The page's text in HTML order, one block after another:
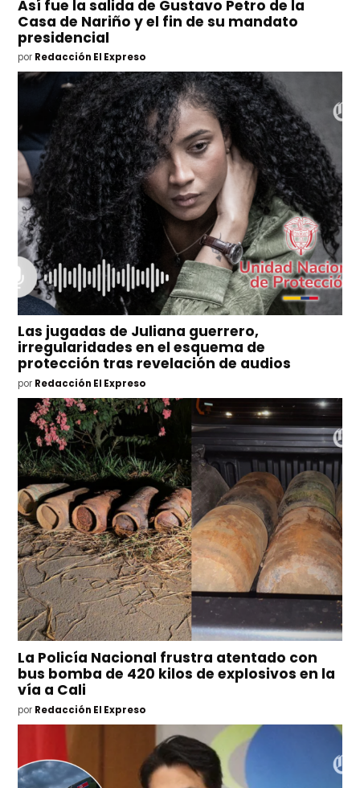
Así fue la salida de Gustavo Petro de la
Casa de Nariño y el fin de su mandato
presidencial
por Redacción El Expreso
Las jugadas de Juliana guerrero,
irregularidades en el esquema de
protección tras revelación de audios
por Redacción El Expreso
La Policía Nacional frustra atentado con
bus bomba de 420 kilos de explosivos en la
vía a Cali
por Redacción El Expreso